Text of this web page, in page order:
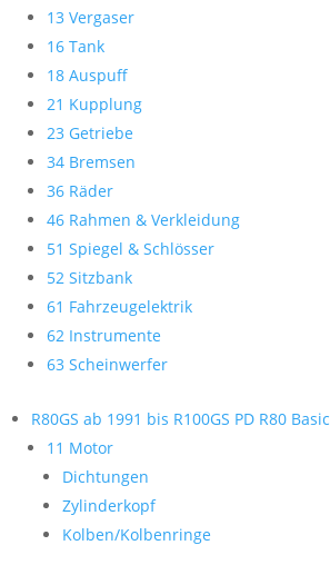
13 Vergaser
16 Tank
18 Auspuff
21 Kupplung
23 Getriebe
34 Bremsen
36 Räder
46 Rahmen & Verkleidung
51 Spiegel & Schlösser
52 Sitzbank
61 Fahrzeugelektrik
62 Instrumente
63 Scheinwerfer
R80GS ab 1991 bis R100GS PD R80 Basic
11 Motor
Dichtungen
Zylinderkopf
Kolben/Kolbenringe